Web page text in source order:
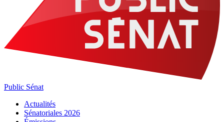
Public Sénat
Actualités
Sénatoriales 2026